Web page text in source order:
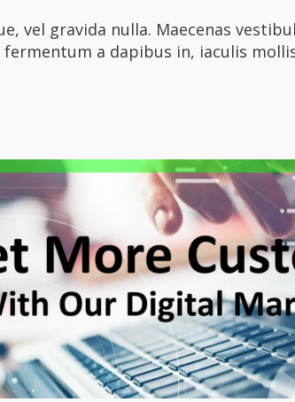
vel gravida nulla. Maecenas
a dapibus in, iaculis